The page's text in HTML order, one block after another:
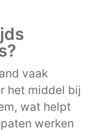
vaak
het middel bij
wat helpt
werken